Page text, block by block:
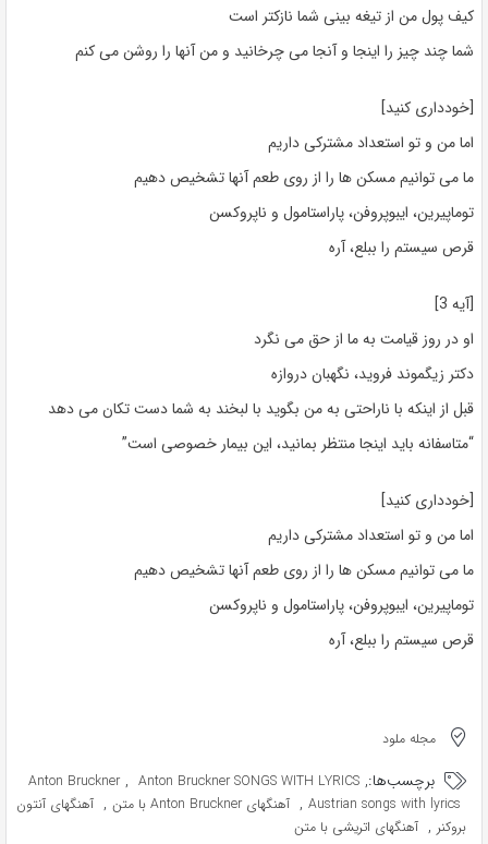
کیف پول من از تیغه بینی شما نازکتر است
شما چند چیز را اینجا و آنجا می چرخانید و من آنها را روشن می کنم
[خودداری کنید]
اما من و تو استعداد مشترکی داریم
ما می توانیم مسکن ها را از روی طعم آنها تشخیص دهیم
توماپیرین، ایبوپروفن، پاراستامول و ناپروکسن
قرص سیستم را ببلع، آره
[آیه 3]
او در روز قیامت به ما از حق می نگرد
دکتر زیگموند فروید، نگهبان دروازه
قبل از اینکه با ناراحتی به من بگوید با لبخند به شما دست تکان می دهد
“متاسفانه باید اینجا منتظر بمانید، این بیمار خصوصی است”
[خودداری کنید]
اما من و تو استعداد مشترکی داریم
ما می توانیم مسکن ها را از روی طعم آنها تشخیص دهیم
توماپیرین، ایبوپروفن، پاراستامول و ناپروکسن
قرص سیستم را ببلع، آره
مجله ملود
برچسب‌ها: Anton Bruckner , Anton Bruckner SONGS WITH LYRICS ,
Austrian songs with lyrics
, آهنگهای Anton Bruckner با متن , آهنگهای آنتون
بروکنر , آهنگهای اتریشی با متن